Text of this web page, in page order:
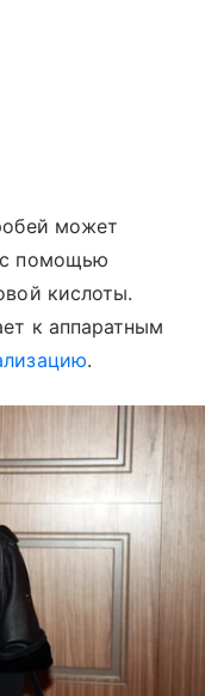
может
с помощью
кислоты.
к аппаратным
.